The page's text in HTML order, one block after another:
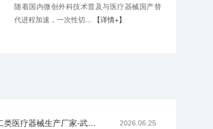
随着国内微创外科技术普及与医疗器械国产替
代进程加速，一次性切...
【详情+】
专业二元阀鼻喷OEM/ODM二类医疗器械生产厂家-武汉耦合医学 2026.06.25